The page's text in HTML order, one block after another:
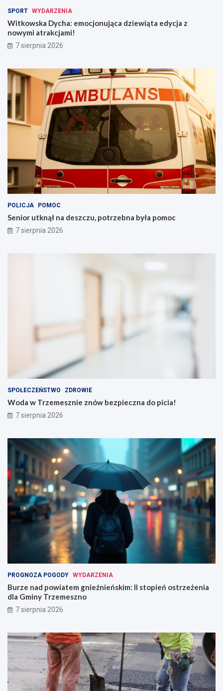
c
h
u
!
SPORT WYDARZENIA
Witkowska Dycha: emocjonująca dziewiąta edycja z
nowymi atrakcjami!
7 sierpnia 2026
POLICJA POMOC
Senior utknął na deszczu, potrzebna była pomoc
7 sierpnia 2026
SPOŁECZEŃSTWO ZDROWIE
Woda w Trzemesznie znów bezpieczna do picia!
7 sierpnia 2026
PROGNOZA POGODY WYDARZENIA
Burze nad powiatem gnieźnieńskim: II stopień ostrzeżenia
dla Gminy Trzemeszno
7 sierpnia 2026